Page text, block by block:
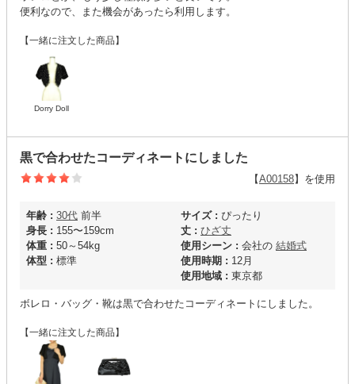
便利なので、また機会があったら利用します。
【一緒に注文した商品】
Dorry Doll
黒で合わせたコーディネートにしました
【A00158】を使用
年齢 : 30代 前半
身長 : 155〜159cm
体重 : 50～54kg
体型 : 標準
サイズ : ぴったり
丈 : ひざ丈
使用シーン : 会社の 結婚式
使用時期 : 12月
使用地域 : 東京都
ボレロ・バッグ・靴は黒で合わせたコーディネートにしました。
【一緒に注文した商品】